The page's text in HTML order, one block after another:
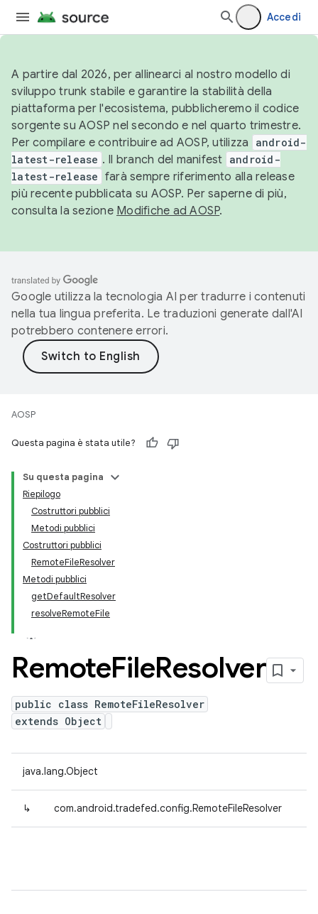
Accedi
A partire dal 2026, per allinearci al nostro modello di
sviluppo trunk stabile e garantire la stabilità della
piattaforma per l'ecosistema, pubblicheremo il codice
sorgente su AOSP nel secondo e nel quarto trimestre.
Per compilare e contribuire ad AOSP, utilizza
android-
latest-release . Il branch del manifest android-
latest-release farà sempre riferimento alla release
più recente pubblicata su AOSP. Per saperne di più,
consulta la sezione Modifiche ad AOSP.
Google utilizza la tecnologia AI per tradurre i contenuti
nella tua lingua preferita. Le traduzioni generate dall'AI
potrebbero contenere errori.
AOSP
Questa pagina è stata utile?
Su questa pagina
Riepilogo
Costruttori pubblici
Metodi pubblici
Costruttori pubblici
RemoteFileResolver
Metodi pubblici
getDefaultResolver
resolveRemoteFile
RemoteFileResolver
public class RemoteFileResolver
extends Object
java.lang.Object
↳ com.android.tradefed.config.RemoteFileResolver